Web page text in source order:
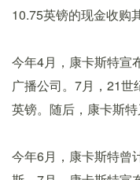
10.75英镑的现金收购
今年4月，康卡斯特宣
广播公司。7月，21世
英镑。随后，康卡斯特
今年6月，康卡斯特曾